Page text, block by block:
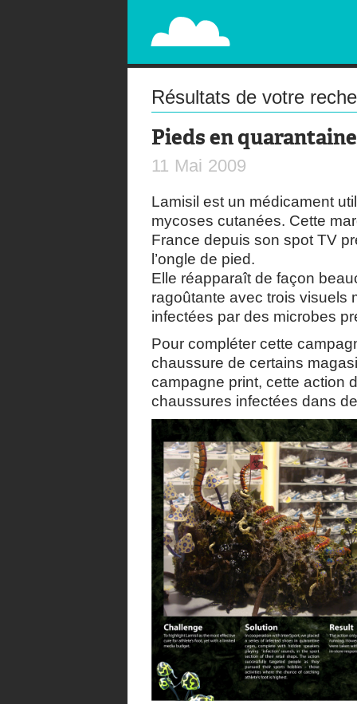
PAPERPLANE
STREET, AMBIENT, GUÉRILLA MARKETING
Résultats de votre
Pieds en quarantaine
11 Mai 2009
Lamisil est un médicament
mycoses cutanées. Cette
France depuis son spot TV
l’ongle de pied.
Elle réapparaît de façon
ragoûtante avec trois visuels
infectées par des microbes
Pour compléter cette
chaussure de certains
campagne print, cette action
chaussures infectées dans